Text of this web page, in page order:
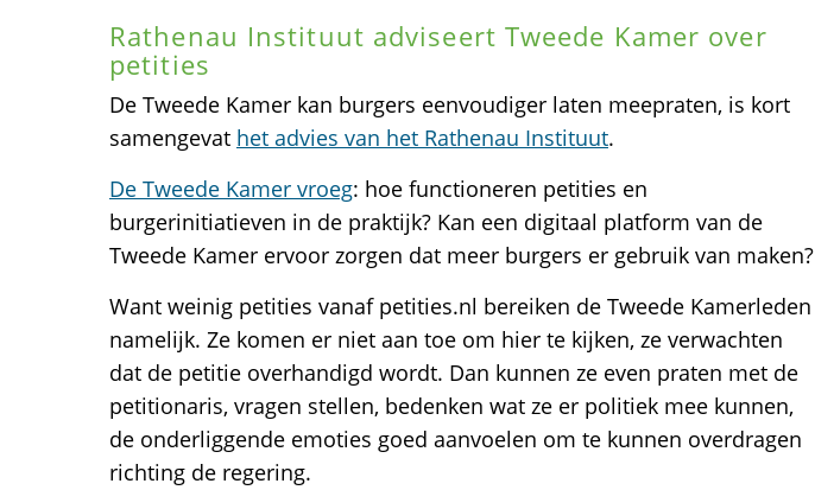
Rathenau Instituut adviseert Tweede Kamer over
petities
De Tweede Kamer kan burgers eenvoudiger laten meepraten, is kort
samengevat het advies van het Rathenau Instituut.
De Tweede Kamer vroeg: hoe functioneren petities en
burgerinitiatieven in de praktijk? Kan een digitaal platform van de
Tweede Kamer ervoor zorgen dat meer burgers er gebruik van maken?
Want weinig petities vanaf petities.nl bereiken de Tweede Kamerleden
namelijk. Ze komen er niet aan toe om hier te kijken, ze verwachten
dat de petitie overhandigd wordt. Dan kunnen ze even praten met de
petitionaris, vragen stellen, bedenken wat ze er politiek mee kunnen,
de onderliggende emoties goed aanvoelen om te kunnen overdragen
richting de regering.